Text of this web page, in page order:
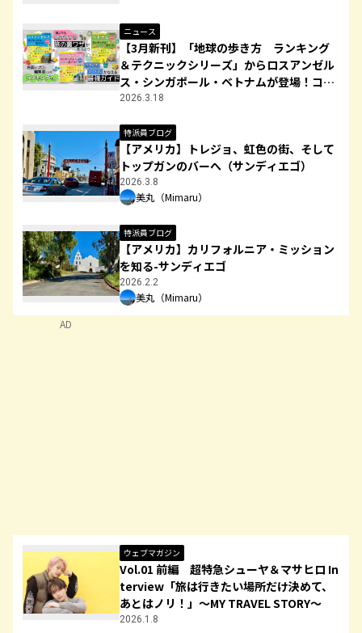
ニュース
【3月新刊】「地球の歩き方 ランキング
＆テクニックシリーズ」からロスアンゼル
ス・シンガポール・ベトナムが登場！コス
パもタイパもかなう“最強旅テク”を紹介
2026.3.18
特派員ブログ
【アメリカ】トレジョ、虹色の街、そして
トップガンのバーへ（サンディエゴ）
2026.3.8
美丸（Mimaru）
特派員ブログ
【アメリカ】カリフォルニア・ミッション
を知る-サンディエゴ
2026.2.2
美丸（Mimaru）
ウェブマガジン
Vol.01 前編 超特急シューヤ＆マサヒロ In
terview「旅は行きたい場所だけ決めて、
あとはノリ！」～MY TRAVEL STORY～
2026.1.8
AD